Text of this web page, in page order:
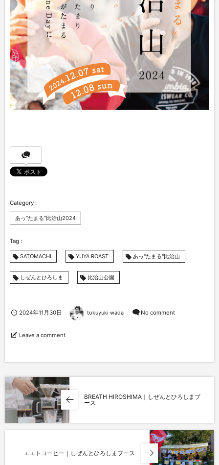
あっ“たまる”比治山2024
SATOMACHI YUYA ROAST あっ"たまる"比治山
しぜんとひろしま 比治山公園
2024年11月30日 tokuyuki wada No comment
Leave a comment
BREATH HIROSHIMA｜しぜんとひろしまブ
ース
エエトコーヒー｜しぜんとひろしまブース